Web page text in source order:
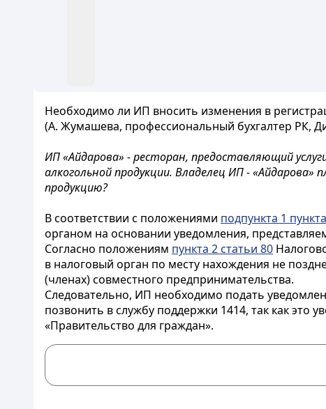
Необходимо ли ИП вносить изменения в
(А. Жумашева, профессиональный бухгалтер РК,
ИП «Айдарова» - ресторан, предоставляющий
алкогольной продукции. Владелец ИП -
продукцию?
В соответствии с положениями подпункта 1
органом на основании уведомления,
Согласно положениям пункта 2 статьи 80
в налоговый орган по месту нахождения не
(членах) совместного предпринимательства.
Следовательно, ИП необходимо подать
позвонить в службу поддержки 1414, так как это
«Правительство для граждан».